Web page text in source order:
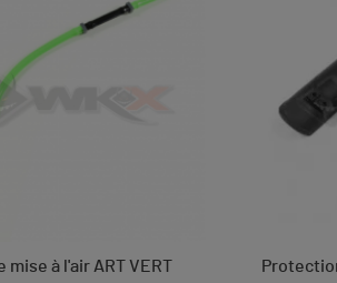
mise à l'air ART VERT